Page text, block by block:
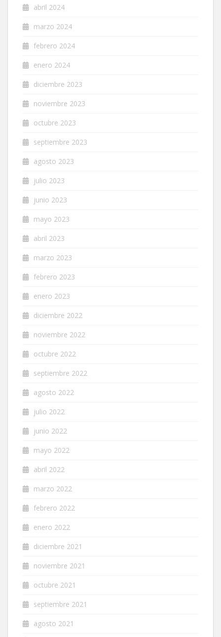
abril 2024
marzo 2024
febrero 2024
enero 2024
diciembre 2023
noviembre 2023
octubre 2023
septiembre 2023
agosto 2023
julio 2023
junio 2023
mayo 2023
abril 2023
marzo 2023
febrero 2023
enero 2023
diciembre 2022
noviembre 2022
octubre 2022
septiembre 2022
agosto 2022
julio 2022
junio 2022
mayo 2022
abril 2022
marzo 2022
febrero 2022
enero 2022
diciembre 2021
noviembre 2021
octubre 2021
septiembre 2021
agosto 2021